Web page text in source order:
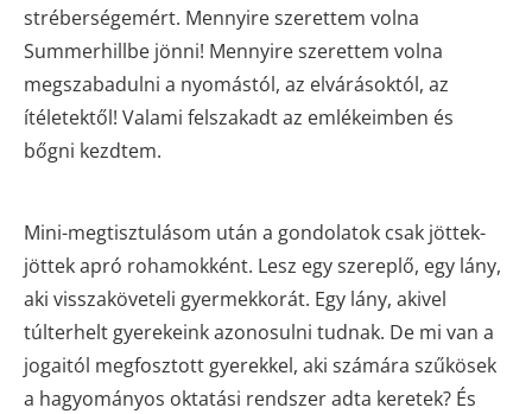
stréberségemért. Mennyire szerettem volna
Summerhillbe jönni! Mennyire szerettem volna
megszabadulni a nyomástól, az elvárásoktól, az
ítéletektől! Valami felszakadt az emlékeimben és
bőgni kezdtem.
Mini-megtisztulásom után a gondolatok csak jöttek-
jöttek apró rohamokként. Lesz egy szereplő, egy lány,
aki visszaköveteli gyermekkorát. Egy lány, akivel
túlterhelt gyerekeink azonosulni tudnak. De mi van a
jogaitól megfosztott gyerekkel, aki számára szűkösek
a hagyományos oktatási rendszer adta keretek? És